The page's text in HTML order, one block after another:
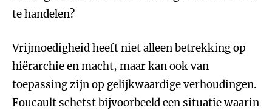
te handelen?
Vrijmoedigheid heeft niet alleen betrekking op
hiërarchie en macht, maar kan ook van
toepassing zijn op gelijkwaardige verhoudingen.
Foucault schetst bijvoorbeeld een situatie waarin